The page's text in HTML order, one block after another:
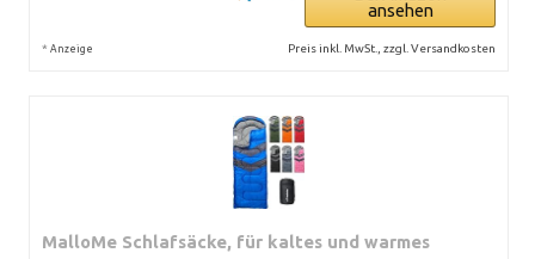
ansehen
* Anzeige Preis inkl. MwSt., zzgl. Versandkosten
MalloMe Schlafsäcke, für kaltes und warmes